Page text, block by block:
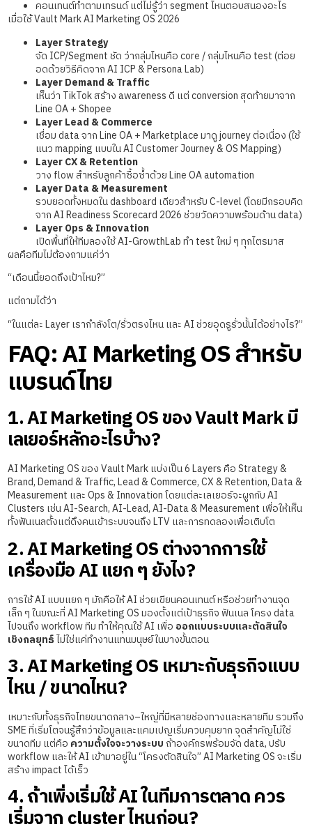
คอนเทนต์ทำตามเทรนด์ แต่ไม่รู้ว่า segment ไหนตอบสนองอะไร
เมื่อใช้ Vault Mark AI Marketing OS 2026
Layer Strategy
จัด ICP/Segment ชัด ว่ากลุ่มไหนคือ core / กลุ่มไหนคือ test (ต่อย
อดด้วยวิธีคิดจาก AI ICP & Persona Lab)
Layer Demand & Traffic
เห็นว่า TikTok สร้าง awareness ดี แต่ conversion สุดท้ายมาจาก
Line OA + Shopee
Layer Lead & Commerce
เชื่อม data จาก Line OA + Marketplace มาดู journey ต่อเนื่อง (ใช้
แนว mapping แบบใน AI Customer Journey & OS Mapping)
Layer CX & Retention
วาง flow สำหรับลูกค้าซื้อซ้ำด้วย Line OA automation
Layer Data & Measurement
รวบยอดทั้งหมดใน dashboard เดียวสำหรับ C-level (โดยมีกรอบคิด
จาก AI Readiness Scorecard 2026 ช่วยวัดความพร้อมด้าน data)
Layer Ops & Innovation
เปิดพื้นที่ให้ทีมลองใช้ AI-GrowthLab ทำ test ใหม่ ๆ ทุกไตรมาส
ผลคือทีมไม่ต้องถามแค่ว่า
“เดือนนี้ยอดถึงเป้าไหม?”
แต่ถามได้ว่า
“ในแต่ละ Layer เรากำลังโต/รั่วตรงไหน และ AI ช่วยอุดรูรั่วนั้นได้อย่างไร?”
FAQ: AI Marketing OS สำหรับ
แบรนด์ไทย
1. AI Marketing OS ของ Vault Mark มี
เลเยอร์หลักอะไรบ้าง?
AI Marketing OS ของ Vault Mark แบ่งเป็น 6 Layers คือ Strategy &
Brand, Demand & Traffic, Lead & Commerce, CX & Retention, Data &
Measurement และ Ops & Innovation โดยแต่ละเลเยอร์จะผูกกับ AI
Clusters เช่น AI-Search, AI-Lead, AI-Data & Measurement เพื่อให้เห็น
ทั้งฟันเนลตั้งแต่ดึงคนเข้าระบบจนถึง LTV และการทดลองเพื่อเติบโต
2. AI Marketing OS ต่างจากการใช้
เครื่องมือ AI แยก ๆ ยังไง?
การใช้ AI แบบแยก ๆ มักคือให้ AI ช่วยเขียนคอนเทนต์ หรือช่วยทำงานจุด
เล็ก ๆ ในขณะที่ AI Marketing OS มองตั้งแต่เป้าธุรกิจ ฟันเนล โครง data
ไปจนถึง workflow ทีม ทำให้คุณใช้ AI เพื่อ ออกแบบระบบและตัดสินใจ
เชิงกลยุทธ์ไม่ใช่แค่ทำงานแทนมนุษย์ในบางขั้นตอน
3. AI Marketing OS เหมาะกับธุรกิจแบบ
ไหน / ขนาดไหน?
เหมาะกับทั้งธุรกิจไทยขนาดกลาง–ใหญ่ที่มีหลายช่องทางและหลายทีม รวมถึง
SME ที่เริ่มโตจนรู้สึกว่าข้อมูลและแคมเปญเริ่มควบคุมยาก จุดสำคัญไม่ใช่
ขนาดทีม แต่คือ ความตั้งใจจะวางระบบถ้าองค์กรพร้อมจัด data, ปรับ
workflow และให้ AI เข้ามาอยู่ใน “โครงตัดสินใจ” AI Marketing OS จะเริ่ม
สร้าง impact ได้เร็ว
4. ถ้าเพิ่งเริ่มใช้ AI ในทีมการตลาด ควร
เริ่มจาก cluster ไหนก่อน?